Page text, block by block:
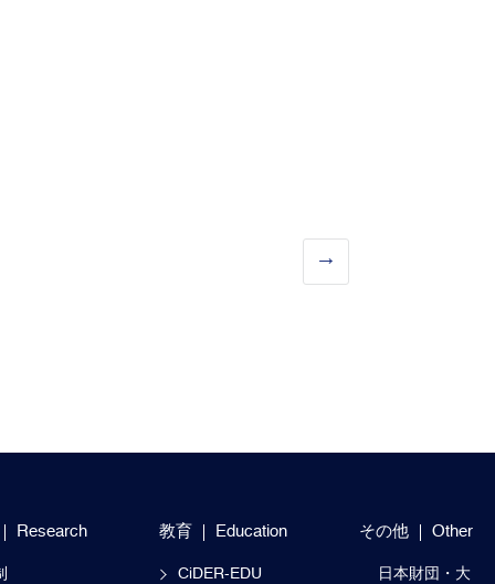
Research 教育 Education
CiDER-EDU
その他 Other
日本財団・大